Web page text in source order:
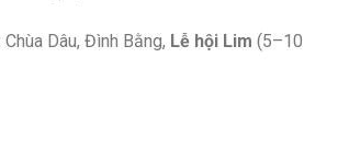
Chùa Dâu, Đình Bằng, Lễ hội Lim (5–10